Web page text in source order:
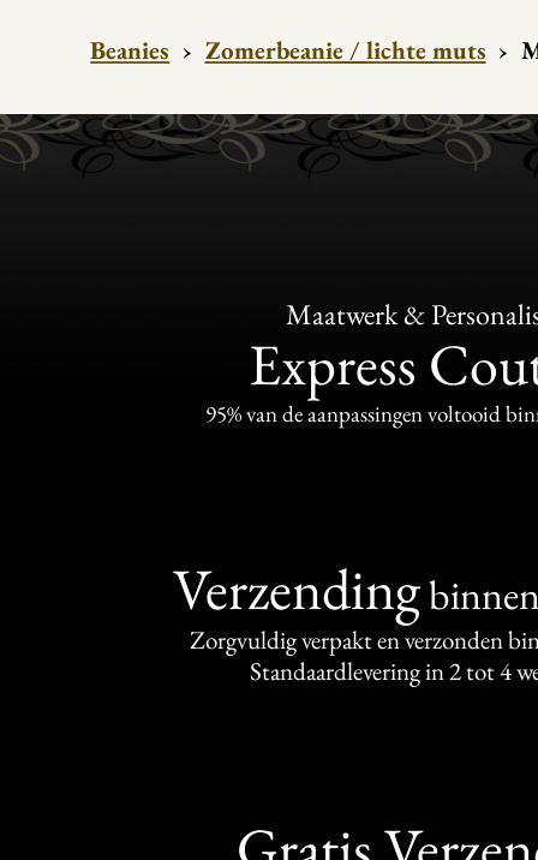
Beanies › Zomerbeanie / lichte muts ›
Maatwerk &
Express
95% van de aanpassingen voltooid
Verzending
Zorgvuldig verpakt en verzonden
Standaardlevering in 2 tot 4